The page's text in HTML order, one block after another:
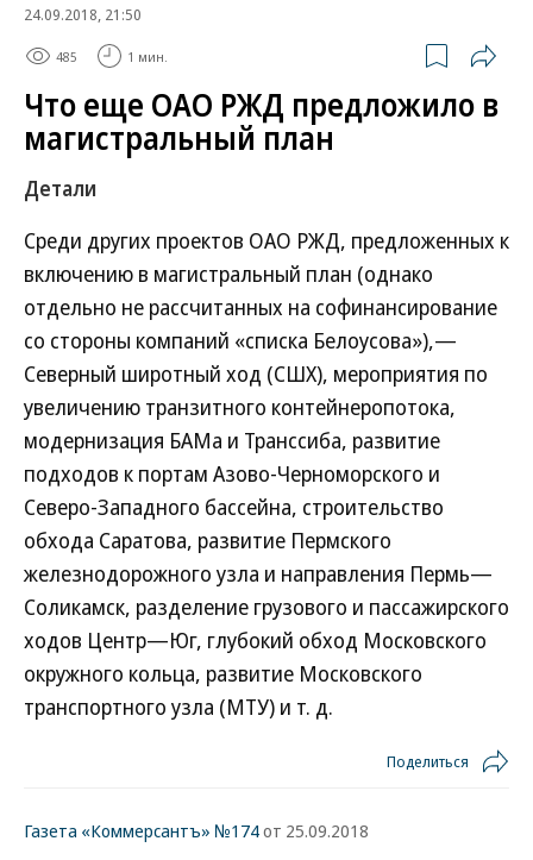
24.09.2018, 21:50
485 1 мин.
Что еще ОАО РЖД предложило в
магистральный план
Детали
Среди других проектов ОАО РЖД, предложенных к
включению в магистральный план (однако
отдельно не рассчитанных на софинансирование
со стороны компаний «списка Белоусова»),—
Северный широтный ход (СШХ), мероприятия по
увеличению транзитного контейнеропотока,
модернизация БАМа и Транссиба, развитие
подходов к портам Азово-Черноморского и
Северо-Западного бассейна, строительство
обхода Саратова, развитие Пермского
железнодорожного узла и направления Пермь—
Соликамск, разделение грузового и пассажирского
ходов Центр—Юг, глубокий обход Московского
окружного кольца, развитие Московского
транспортного узла (МТУ) и т. д.
Поделиться
Газета «Коммерсантъ» №174от 25.09.2018